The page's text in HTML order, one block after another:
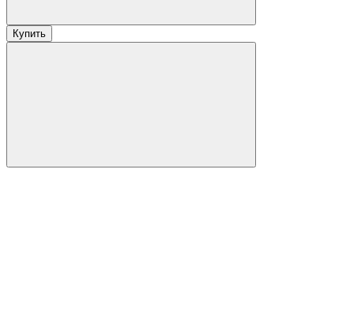
Купить